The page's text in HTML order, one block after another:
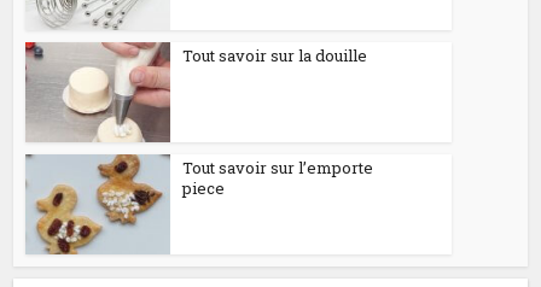
Tout savoir sur la douille
Tout savoir sur l’emporte
piece